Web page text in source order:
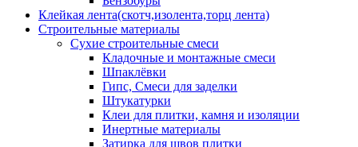
Клейкая лента(скотч,изолента,торц лента)
Строительные материалы
Сухие строительные смеси
Кладочные и монтажные смеси
Шпаклёвки
Гипс, Смеси для заделки
Штукатурки
Клеи для плитки, камня и изоляции
Инертные материалы
Затирка для швов плитки